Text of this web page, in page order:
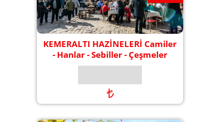
KEMERALTI HAZİNELERİ Camiler
- Hanlar - Sebiller - Çeşmeler
₺